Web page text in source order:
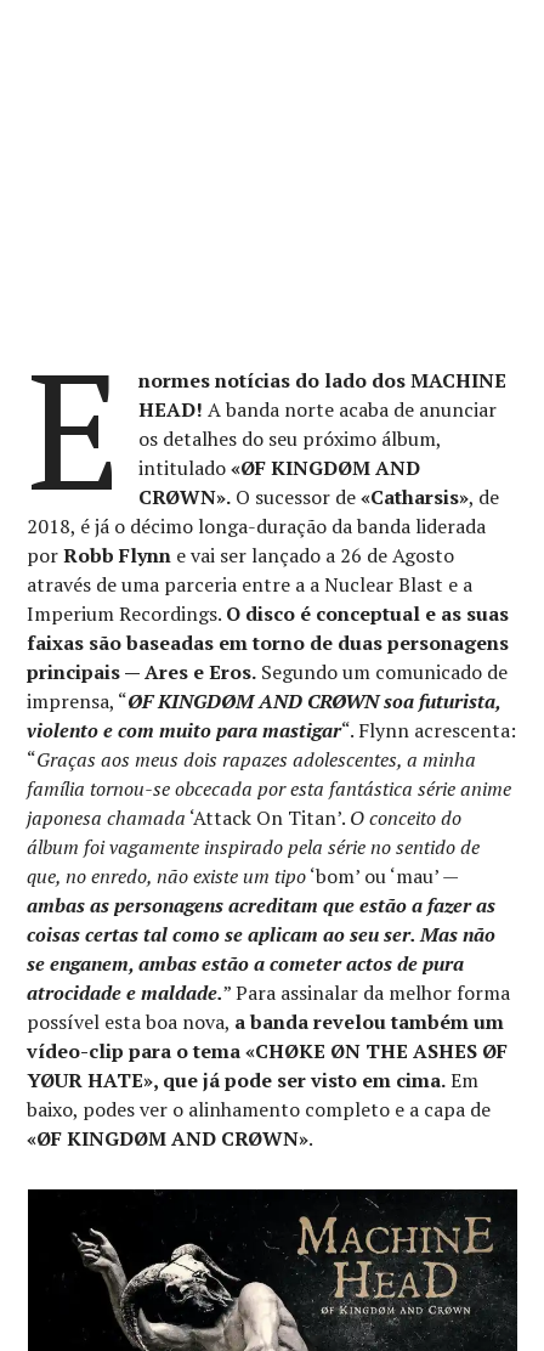
E
normes notícias do lado dos MACHINE
HEAD! A banda norte acaba de anunciar
os detalhes do seu próximo álbum,
intitulado«ØF KINGDØM AND
CRØWN».O sucessor de«Catharsis», de
2018, é já o décimo longa-duração da banda liderada
porRobb Flynn e vai ser lançado a 26 de Agosto
através de uma parceria entre a a Nuclear Blast e a
Imperium Recordings. O disco é conceptual e as suas
faixas são baseadas em torno de duas personagens
principais — Ares e Eros. Segundo um comunicado de
imprensa, “ØF KINGDØM AND CRØWN soa futurista,
violento e com muito para mastigar“. Flynn acrescenta:
“Graças aos meus dois rapazes adolescentes, a minha
família tornou-se obcecada por esta fantástica série anime
japonesa chamada ‘Attack On Titan’. O conceito do
álbum foi vagamente inspirado pela série no sentido de
que, no enredo, não existe um tipo‘bom’ ou ‘mau’ —
ambas as personagens acreditam que estão a fazer as
coisas certas tal como se aplicam ao seu ser. Mas não
se enganem, ambas estão a cometer actos de pura
atrocidade e maldade.” Para assinalar da melhor forma
possível esta boa nova, a banda revelou também um
vídeo-clip para o tema «CHØKE ØN THE ASHES ØF
YØUR HATE», que já pode ser visto em cima.Em
baixo, podes ver o alinhamento completo e a capa de
«ØF KINGDØM AND CRØWN».